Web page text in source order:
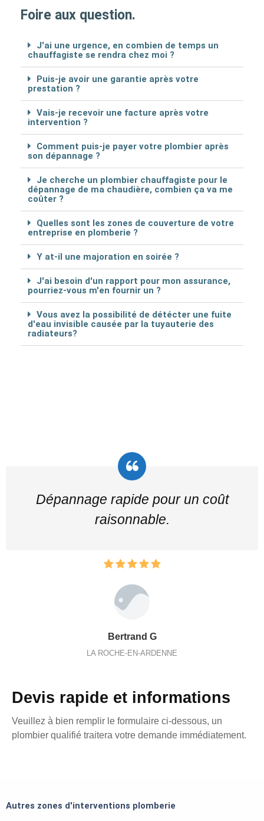
Foire aux question.
J'ai une urgence, en combien de temps un
chauffagiste se rendra chez moi ?
Puis-je avoir une garantie après votre
prestation ?
Vais-je recevoir une facture après votre
intervention ?
Comment puis-je payer votre plombier après
son dépannage ?
Je cherche un plombier chauffagiste pour le
dépannage de ma chaudière, combien ça va me
coûter ?
Quelles sont les zones de couverture de votre
entreprise en plomberie ?
Y at-il une majoration en soirée ?
J'ai besoin d'un rapport pour mon assurance,
pourriez-vous m'en fournir un ?
Vous avez la possibilité de détécter une fuite
d'eau invisible causée par la tuyauterie des
radiateurs?
Dépannage rapide pour un coût
raisonnable.
Bertrand G
LA ROCHE-EN-ARDENNE
Devis rapide et informations
Veuillez à bien remplir le formulaire ci-dessous, un
plombier qualifié traitera votre demande immédiatement.
Autres zones d'interventions plomberie